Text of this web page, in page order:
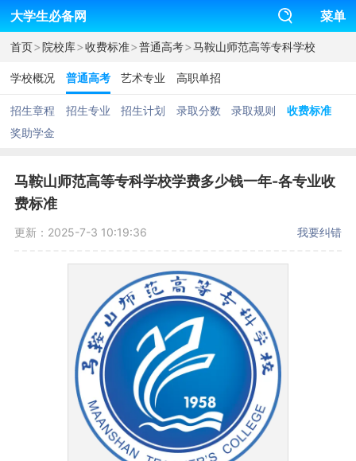
大学生必备网 菜单
首页>院校库>收费标准>普通高考>马鞍山师范高等专科学校
学校概况 普通高考 艺术专业 高职单招
招生章程 招生专业 招生计划 录取分数 录取规则
收费标准
奖助学金
马鞍山师范高等专科学校学费多少钱一年-各专业收
费标准
更新：2025-7-3 10:19:36 我要纠错